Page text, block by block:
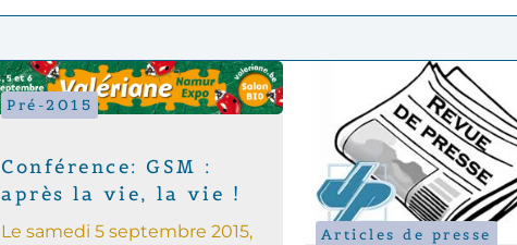
Pré-2015
Conférence: GSM :
après la vie, la vie !
Le samedi 5 septembre 2015,
Articles de presse